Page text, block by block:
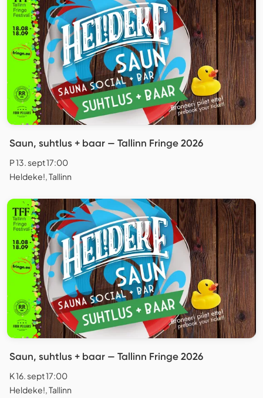
Saun, suhtlus + baar — Tallinn Fringe 2026
P 13. sept 17:00
Heldeke!, Tallinn
Saun, suhtlus + baar — Tallinn Fringe 2026
K 16. sept 17:00
Heldeke!, Tallinn